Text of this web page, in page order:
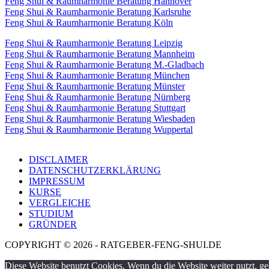
Feng Shui & Raumharmonie Beratung Karlsruhe
Feng Shui & Raumharmonie Beratung Köln
Feng Shui & Raumharmonie Beratung Leipzig
Feng Shui & Raumharmonie Beratung Mannheim
Feng Shui & Raumharmonie Beratung M.-Gladbach
Feng Shui & Raumharmonie Beratung München
Feng Shui & Raumharmonie Beratung Münster
Feng Shui & Raumharmonie Beratung Nürnberg
Feng Shui & Raumharmonie Beratung Stuttgart
Feng Shui & Raumharmonie Beratung Wiesbaden
Feng Shui & Raumharmonie Beratung Wuppertal
DISCLAIMER
DATENSCHUTZERKLÄRUNG
IMPRESSUM
KURSE
VERGLEICHE
STUDIUM
GRÜNDER
COPYRIGHT © 2026 - RATGEBER-FENG-SHUI.DE
Diese Website benutzt Cookies. Wenn du die Website weiter nutzt,